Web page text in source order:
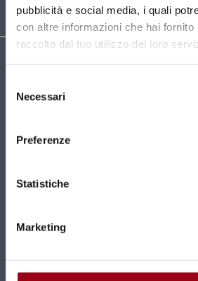
pubblicità e social media, i quali
con altre informazioni che hai fornito
raccolto dal tuo utilizzo dei loro
delNecessari
Preferenze
Statistiche
Marketing
Università degli Studi
Centro di Ateneo per i Diritti
Via Beato Pellegrino, 28 -